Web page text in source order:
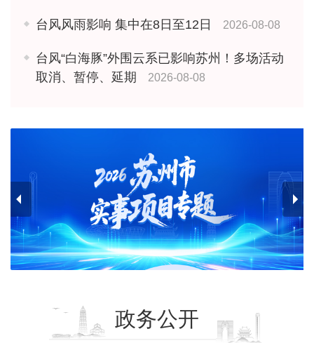
台风风雨影响 集中在8日至12日 2026-08-08
台风“白海豚”外围云系已影响苏州！多场活动
取消、暂停、延期
2026-08-08
政务公开